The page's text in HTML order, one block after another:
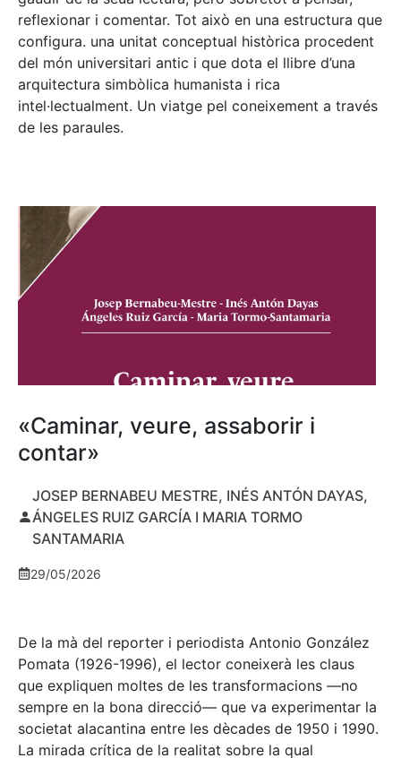
reflexionar i comentar. Tot això en una estructura que
configura. una unitat conceptual històrica procedent
del món universitari antic i que dota el llibre d’una
arquitectura simbòlica humanista i rica
intel·lectualment. Un viatge pel coneixement a través
de les paraules.
«Caminar, veure, assaborir i
contar»
JOSEP BERNABEU MESTRE, INÉS ANTÓN DAYAS,
ÁNGELES RUIZ GARCÍA I MARIA TORMO
SANTAMARIA
29/05/2026
De la mà del reporter i periodista Antonio González
Pomata (1926-1996), el lector coneixerà les claus
que expliquen moltes de les transformacions —no
sempre en la bona direcció— que va experimentar la
societat alacantina entre les dècades de 1950 i 1990.
La mirada crítica de la realitat sobre la qual